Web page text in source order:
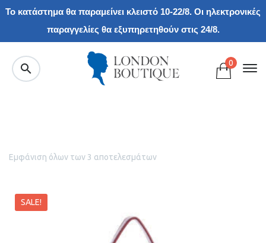
Το κατάστημα θα παραμείνει κλειστό 10-22/8. Οι ηλεκτρονικές
παραγγελίες θα εξυπηρετηθούν στις 24/8.
0
Εμφάνιση όλων των 3 αποτελεσμάτων
SALE!